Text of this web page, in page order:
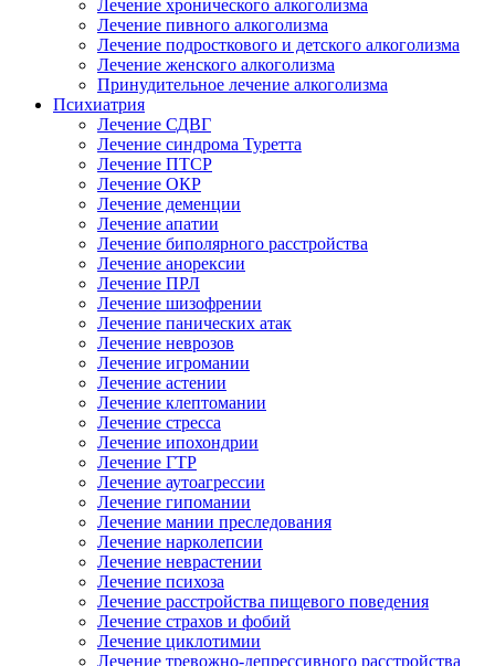
Лечение хронического алкоголизма
Лечение пивного алкоголизма
Лечение подросткового и детского алкоголизма
Лечение женского алкоголизма
Принудительное лечение алкоголизма
Психиатрия
Лечение СДВГ
Лечение синдрома Туретта
Лечение ПТСР
Лечение ОКР
Лечение деменции
Лечение апатии
Лечение биполярного расстройства
Лечение анорексии
Лечение ПРЛ
Лечение шизофрении
Лечение панических атак
Лечение неврозов
Лечение игромании
Лечение астении
Лечение клептомании
Лечение стресса
Лечение ипохондрии
Лечение ГТР
Лечение аутоагрессии
Лечение гипомании
Лечение мании преследования
Лечение нарколепсии
Лечение неврастении
Лечение психоза
Лечение расстройства пищевого поведения
Лечение страхов и фобий
Лечение циклотимии
Лечение тревожно-депрессивного расстройства